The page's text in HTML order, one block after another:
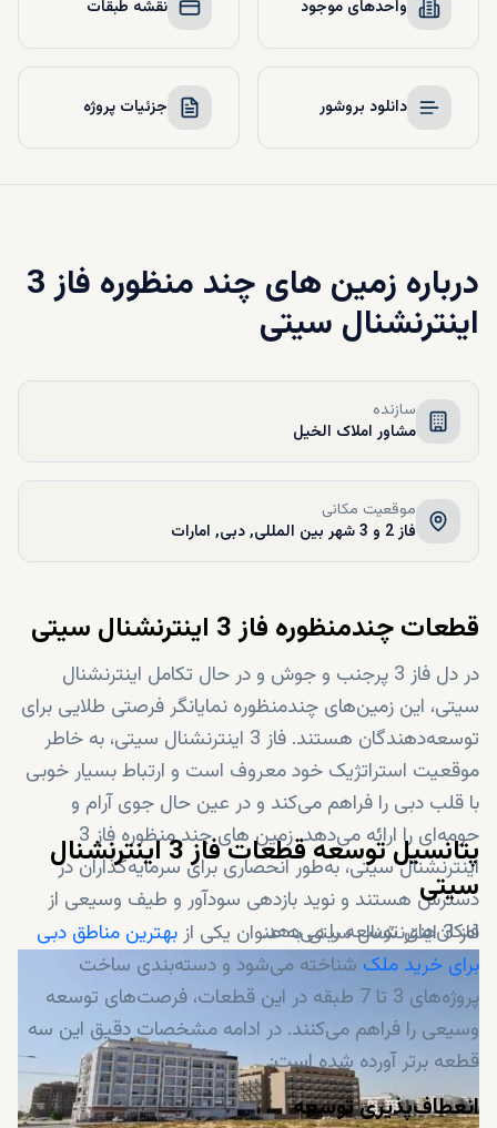
واحدهای موجود نقشه طبقات
دانلود بروشور جزئیات پروژه
درباره زمین های چند منظوره فاز 3
اینترنشنال سیتی
سازنده
مشاور املاک الخیل
موقعیت مکانی
فاز 2 و 3 شهر بین المللی, دبی, امارات
قطعات چندمنظوره فاز 3 اینترنشنال سیتی
در دل فاز 3 پرجنب و جوش و در حال تکامل اینترنشنال
سیتی، این زمین‌های چندمنظوره نمایانگر فرصتی طلایی برای
توسعه‌دهندگان هستند. فاز 3 اینترنشنال سیتی، به خاطر
موقعیت استراتژیک خود معروف است و ارتباط بسیار خوبی
با قلب دبی را فراهم می‌کند و در عین حال جوی آرام و
حومه‌ای را ارائه می‌دهد. زمین‌ های چند منظوره فاز 3
اینترنشنال سیتی، به‌طور انحصاری برای سرمایه‌گذاران در
دسترس هستند و نوید بازدهی سودآور و طیف وسیعی از
امکان‌های توسعه را می‌دهد.
پتانسیل توسعه قطعات فاز 3 اینترنشنال
سیتی
فاز 3 اینترنشنال سیتی به عنوان یکی از
بهترین مناطق دبی
برای خرید ملک شناخته می‌شود و دسته‌بندی ساخت
پروژه‌های 3 تا 7 طبقه در این قطعات، فرصت‌های توسعه
وسیعی را فراهم می‌کنند. در ادامه مشخصات دقیق این سه
قطعه برتر آورده شده است:
انعطاف‌پذیری توسعه